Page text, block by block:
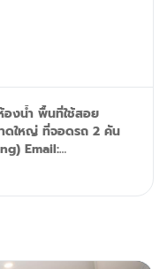
องน้ำ พื้นที่ใช้สอย
าดใหญ่ ที่จอดรถ 2 คัน
Email: